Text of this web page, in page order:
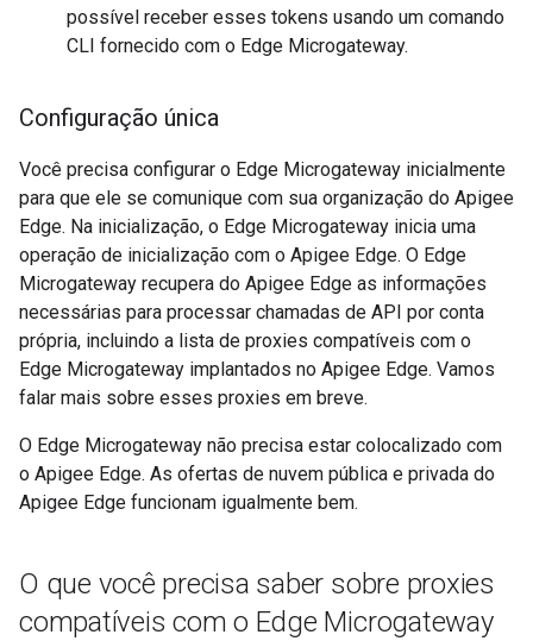
possível receber esses tokens usando um comando
CLI fornecido com o Edge Microgateway.
Configuração única
Você precisa configurar o Edge Microgateway inicialmente
para que ele se comunique com sua organização do Apigee
Edge. Na inicialização, o Edge Microgateway inicia uma
operação de inicialização com o Apigee Edge. O Edge
Microgateway recupera do Apigee Edge as informações
necessárias para processar chamadas de API por conta
própria, incluindo a lista de proxies compatíveis com o
Edge Microgateway implantados no Apigee Edge. Vamos
falar mais sobre esses proxies em breve.
O Edge Microgateway não precisa estar colocalizado com
o Apigee Edge. As ofertas de nuvem pública e privada do
Apigee Edge funcionam igualmente bem.
O que você precisa saber sobre proxies
compatíveis com o Edge Microgateway